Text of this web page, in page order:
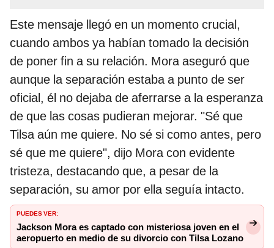
Este mensaje llegó en un momento crucial,
cuando ambos ya habían tomado la decisión
de poner fin a su relación. Mora aseguró que
aunque la separación estaba a punto de ser
oficial, él no dejaba de aferrarse a la esperanza
de que las cosas pudieran mejorar. "Sé que
Tilsa aún me quiere. No sé si como antes, pero
sé que me quiere", dijo Mora con evidente
tristeza, destacando que, a pesar de la
separación, su amor por ella seguía intacto.
PUEDES VER:
Jackson Mora es captado con misteriosa joven en el
aeropuerto en medio de su divorcio con Tilsa Lozano